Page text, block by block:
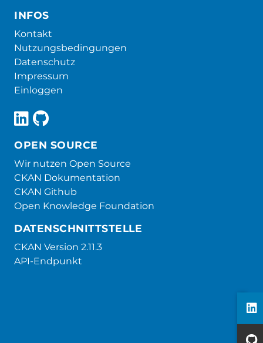
INFOS
Kontakt
Nutzungsbedingungen
Datenschutz
Impressum
Einloggen
OPEN SOURCE
Wir nutzen Open Source
CKAN Dokumentation
CKAN Github
Open Knowledge Foundation
DATENSCHNITTSTELLE
CKAN Version 2.11.3
API-Endpunkt